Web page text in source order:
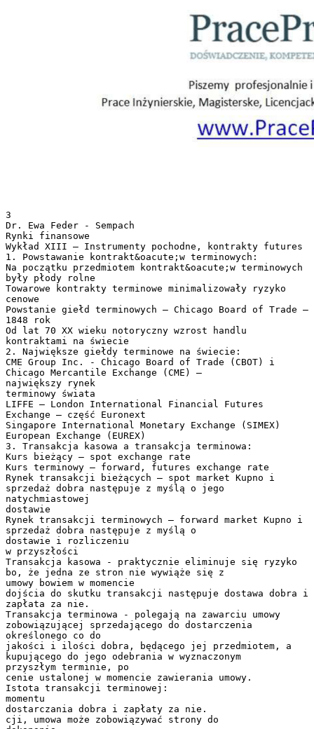
3
Dr. Ewa Feder - Sempach
Rynki finansowe
Wykład XIII – Instrumenty pochodne, kontrakty futures
1. Powstawanie kontrakt&oacute;w terminowych:
Na początku przedmiotem kontrakt&oacute;w terminowych
były płody rolne
Towarowe kontrakty terminowe minimalizowały ryzyko
cenowe
Powstanie giełd terminowych – Chicago Board of Trade –
1848 rok
Od lat 70 XX wieku notoryczny wzrost handlu
kontraktami na świecie
2. Największe giełdy terminowe na świecie:
CME Group Inc. - Chicago Board of Trade (CBOT) i
Chicago Mercantile Exchange (CME) –
największy rynek
terminowy świata
LIFFE – London International Financial Futures
Exchange – część Euronext
Singapore International Monetary Exchange (SIMEX)
European Exchange (EUREX)
3. Transakcja kasowa a transakcja terminowa:
Kurs bieżący – spot exchange rate
Kurs terminowy – forward, futures exchange rate
Rynek transakcji bieżących – spot market Kupno i
sprzedaż dobra następuje z myślą o jego
natychmiastowej
dostawie
Rynek transakcji terminowych – forward market Kupno i
sprzedaż dobra następuje z myślą o
dostawie i rozliczeniu
w przyszłości
Transakcja kasowa - praktycznie eliminuje się ryzyko
bo, że jedna ze stron nie wywiąże się z
umowy bowiem w momencie
dojścia do skutku transakcji następuje dostawa dobra i
zapłata za nie.
Transakcja terminowa - polegają na zawarciu umowy
zobowiązującej sprzedającego do dostarczenia
określonego co do
jakości i ilości dobra, będącego jej przedmiotem, a
kupującego do jego odebrania w wyznaczonym
przyszłym terminie, po
cenie ustalonej w momencie zawierania umowy.
Istota transakcji terminowej:
momentu
dostarczania dobra i zapłaty za nie.
cji, umowa może zobowiązywać strony do